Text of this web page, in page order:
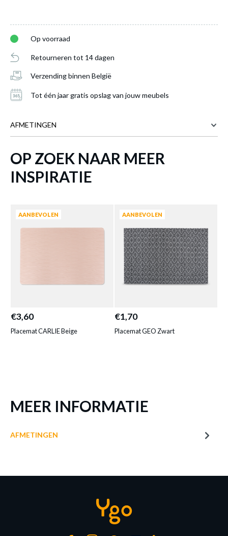
Op voorraad
Retourneren tot 14 dagen
Verzending binnen België
Tot één jaar gratis opslag van jouw meubels
AFMETINGEN
BREEDTE 49 cm
OP ZOEK NAAR MEER
INSPIRATIE
AANBEVOLEN
€3,60
Placemat CARLIE Beige
AANBEVOLEN
€1,70
Placemat GEO Zwart
MEER INFORMATIE
AFMETINGEN
Placemat CARLIE Zwart
je winkelmandje
€ 3,60